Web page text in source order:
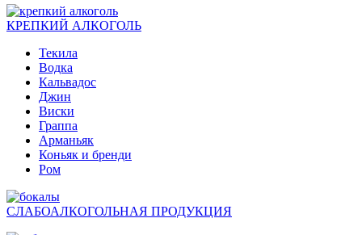
КРЕПКИЙ АЛКОГОЛЬ
Текила
Водка
Кальвадос
Джин
Виски
Граппа
Арманьяк
Коньяк и бренди
Ром
СЛАБОАЛКОГОЛЬНАЯ ПРОДУКЦИЯ